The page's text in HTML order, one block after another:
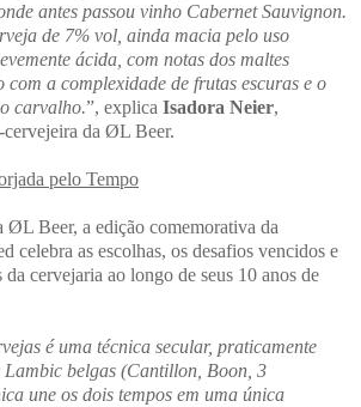
antes passou vinho Cabernet Sauvignon.
de 7% vol, ainda macia pelo uso
ácida, com notas dos maltes
a complexidade de frutas escuras e o
carvalho.”, explica Isadora Neier,
cervejeira da ØL Beer.
pelo Tempo
ØL Beer, a edição comemorativa da
celebra as escolhas, os desafios vencidos e
da cervejaria ao longo de seus 10 anos de
é uma técnica secular, praticamente
Lambic belgas (Cantillon, Boon, 3
une os dois tempos em uma única